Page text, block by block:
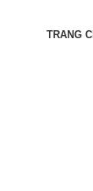
TRANG